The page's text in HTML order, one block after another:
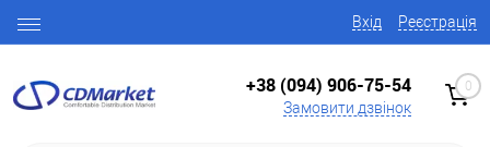
Вхід Реєстрація
+38 (094) 906-75-54
Замовити дзвінок
0